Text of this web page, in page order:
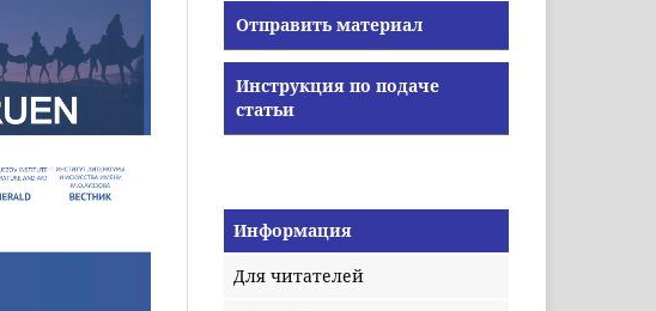
Отправить материал
Инструкция по подаче
статьи
Информация
Для читателей